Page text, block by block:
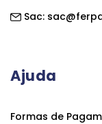
Sac:
Ajuda
Formas de